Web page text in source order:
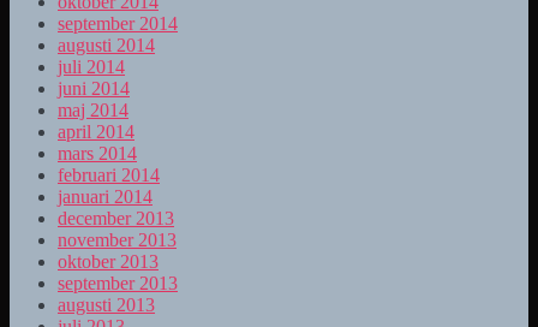
september 2014
augusti 2014
juli 2014
juni 2014
maj 2014
april 2014
mars 2014
februari 2014
januari 2014
december 2013
november 2013
oktober 2013
september 2013
augusti 2013